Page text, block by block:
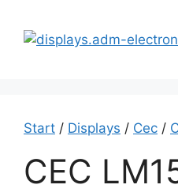
Inhalt
springen
Start / Displays / Cec /
CEC